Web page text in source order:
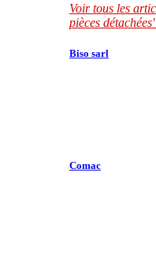
Voir tous les
pièces
Biso sarl
Comac